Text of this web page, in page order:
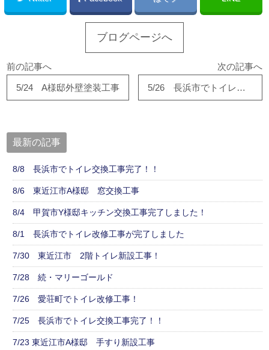
ブログページへ
前の記事へ
5/24 A様邸外壁塗装工事
次の記事へ
5/26 長浜市でトイレ工事完了！！
最新の記事
8/8 長浜市でトイレ交換工事完了！！
8/6 東近江市A様邸 窓交換工事
8/4 甲賀市Y様邸キッチン交換工事完了しました！
8/1 長浜市でトイレ改修工事が完了しました
7/30 東近江市 2階トイレ新設工事！
7/28 続・マリーゴールド
7/26 愛荘町でトイレ改修工事！
7/25 長浜市でトイレ交換工事完了！！
7/23 東近江市A様邸 手すり新設工事